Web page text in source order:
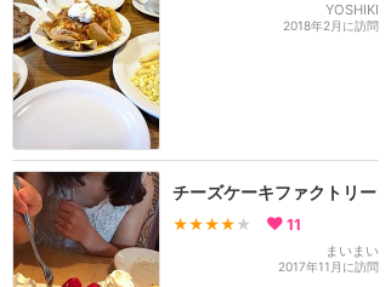
YOSHIKI
2018年2月に訪問
チーズケーキファクトリー
★★★★ ★ 11
まいまい
2017年11月に訪問